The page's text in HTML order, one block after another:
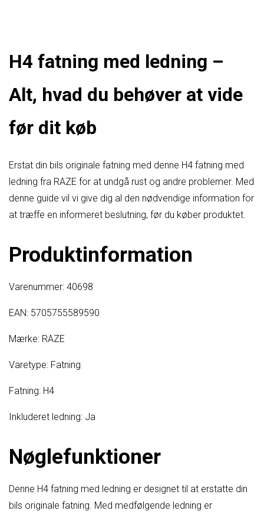
H4 fatning med ledning –
Alt, hvad du behøver at vide
før dit køb
Erstat din bils originale fatning med denne H4 fatning med
ledning fra RAZE for at undgå rust og andre problemer. Med
denne guide vil vi give dig al den nødvendige information for
at træffe en informeret beslutning, før du køber produktet.
Produktinformation
Varenummer: 40698
EAN: 5705755589590
Mærke: RAZE
Varetype: Fatning
Fatning: H4
Inkluderet ledning: Ja
Nøglefunktioner
Denne H4 fatning med ledning er designet til at erstatte din
bils originale fatning. Med medfølgende ledning er